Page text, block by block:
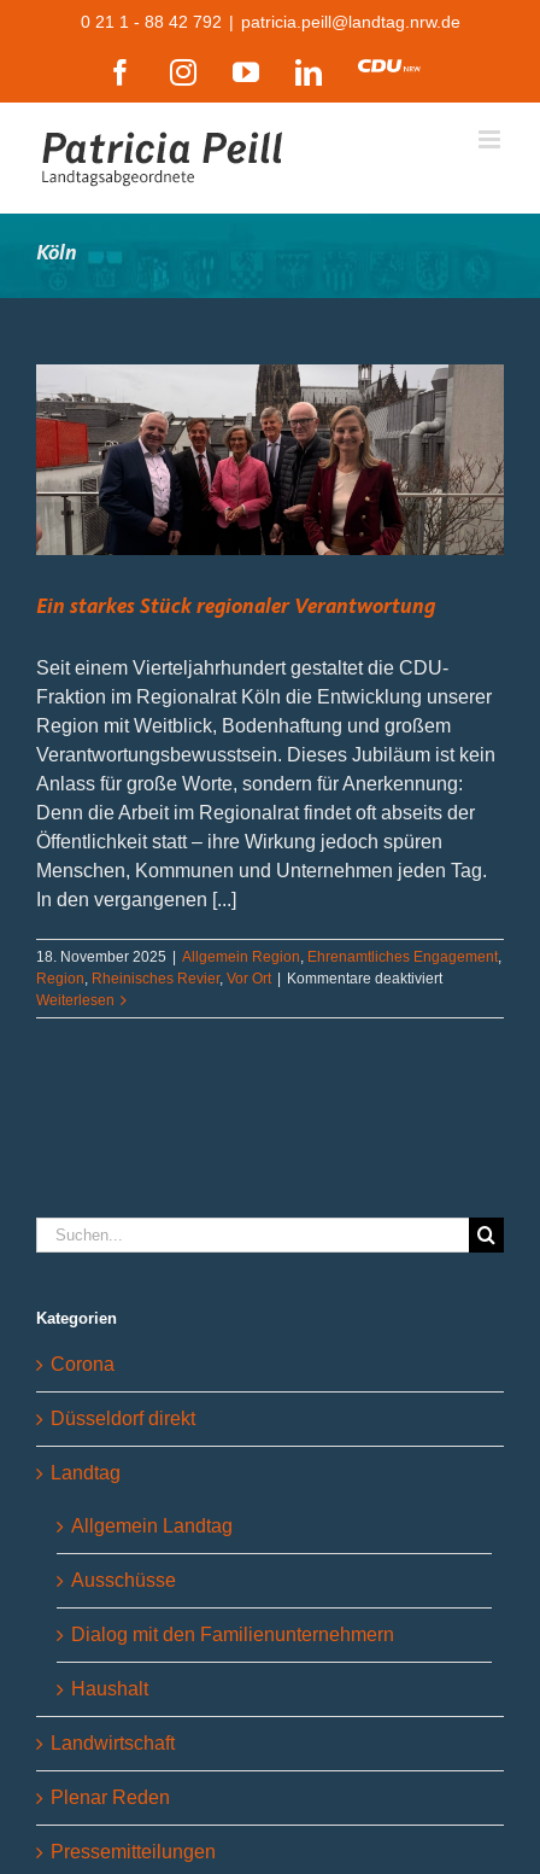
0 21 1 - 88 42 792 | patricia.peill@landtag.nrw.de
FacebookInstagramYouTubeLinkedIn
CDU
Köln
Ein starkes Stück regionaler Verantwortung
Seit einem Vierteljahrhundert gestaltet die CDU-
Fraktion im Regionalrat Köln die Entwicklung unserer
Region mit Weitblick, Bodenhaftung und großem
Verantwortungsbewusstsein. Dieses Jubiläum ist kein
Anlass für große Worte, sondern für Anerkennung:
Denn die Arbeit im Regionalrat findet oft abseits der
Öffentlichkeit statt – ihre Wirkung jedoch spüren
Menschen, Kommunen und Unternehmen jeden Tag.
In den vergangenen [...]
18. November 2025 | Allgemein Region Ehrenamtliches Engagement
Region Rheinisches Revier, Vor Ort | Kommentare deaktiviertfür
starkes
Weiterlesen
Suche
nach:
Kategorien
Corona
Düsseldorf direkt
Landtag
Allgemein Landtag
Ausschüsse
Dialog mit den Familienunternehmern
Haushalt
Landwirtschaft
Plenar Reden
Pressemitteilungen